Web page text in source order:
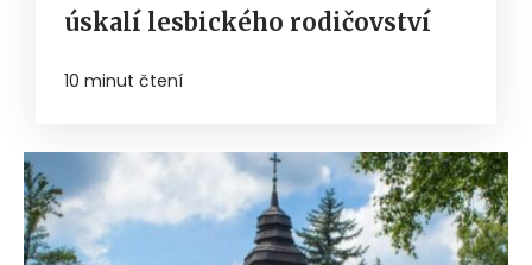
úskalí lesbického rodičovství
10 minut čtení